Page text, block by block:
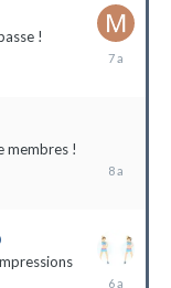
!
19
membres !
2016
26